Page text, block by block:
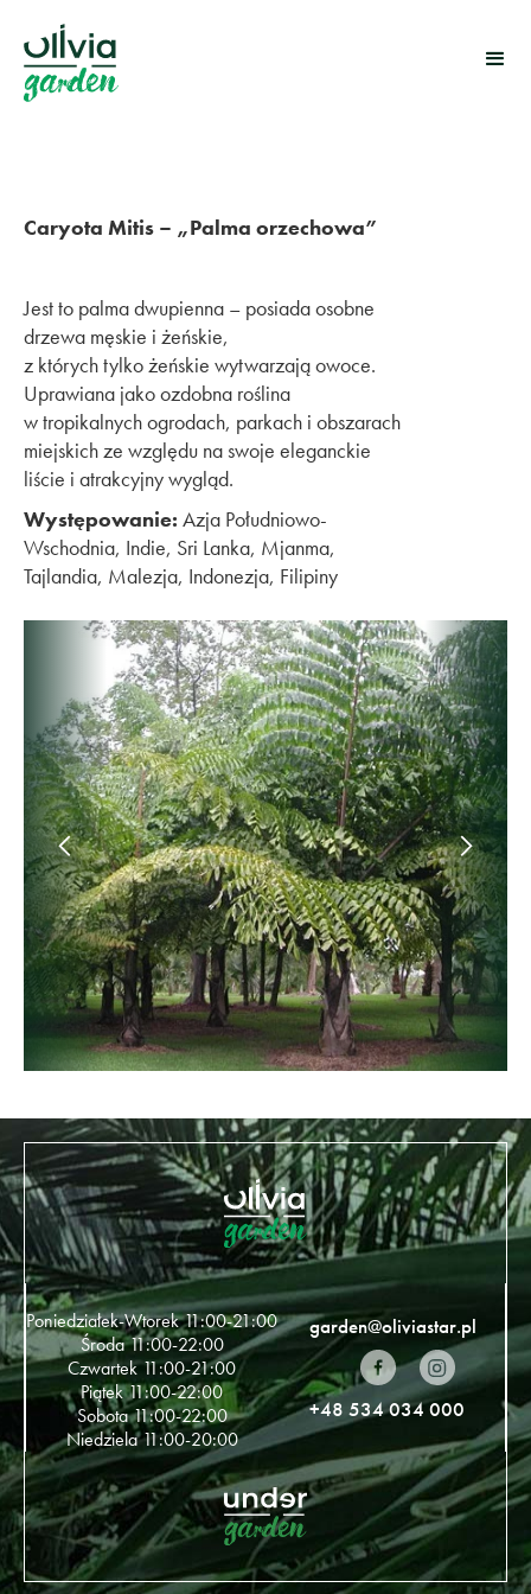
Caryota Mitis – „Palma orzechowa”
Jest to palma dwupienna – posiada osobne
drzewa męskie i żeńskie,
z których tylko żeńskie wytwarzają owoce.
Uprawiana jako ozdobna roślina
w tropikalnych ogrodach, parkach i obszarach
miejskich ze względu na swoje eleganckie
liście i atrakcyjny wygląd.
Występowanie: Azja Południowo-
Wschodnia, Indie, Sri Lanka, Mjanma,
Tajlandia, Malezja, Indonezja, Filipiny
Poniedziałek-Wtorek 11:00-21:00
Środa 11:00-22:00
Czwartek 11:00-21:00
Piątek 11:00-22:00
Sobota 11:00-22:00
Niedziela 11:00-20:00
garden@oliviastar.pl
+48 534 034 000